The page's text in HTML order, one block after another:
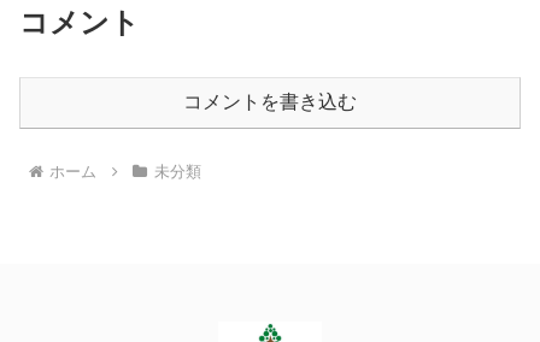
コメント
コメントを書き込む
ホーム 未分類